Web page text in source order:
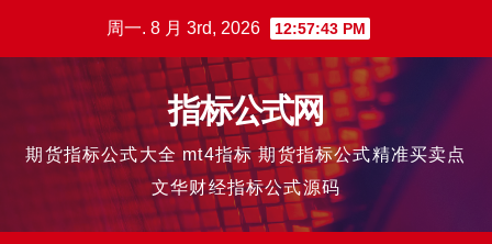
周一. 8 月 3rd, 2026 12:57:43 PM
指标公式网
期货指标公式大全 mt4指标 期货指标公式精准买卖点
文华财经指标公式源码